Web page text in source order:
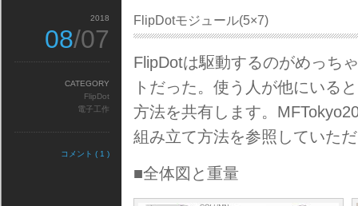
FlipDotモジュール(5×7)
FlipDotは駆動するのがめっち
トだった。使う人が他にいる
方法を共有します。
組み立て方法を参照していた
■全体図と重量
2018
08/07
CATEGORY
FlipDot
電子工作
コメント ( 1 )